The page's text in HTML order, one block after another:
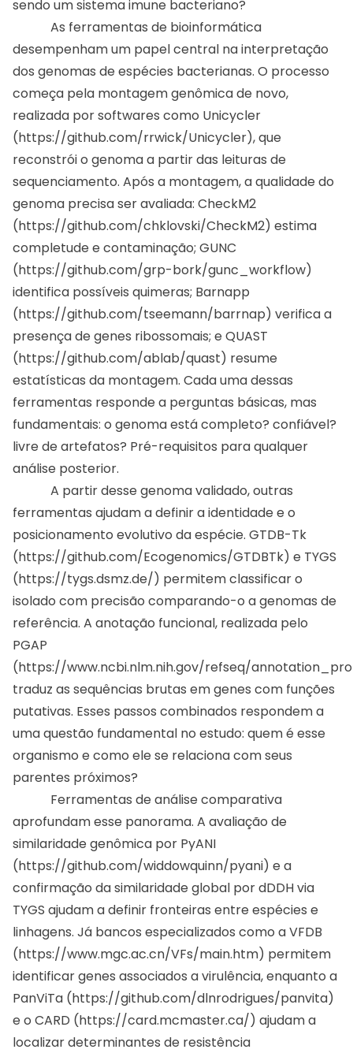
sendo um sistema imune bacteriano?
As ferramentas de bioinformática
desempenham um papel central na interpretação
dos genomas de espécies bacterianas. O processo
começa pela montagem genômica de novo,
realizada por softwares como Unicycler
(https://github.com/rrwick/Unicycler), que
reconstrói o genoma a partir das leituras de
sequenciamento. Após a montagem, a qualidade do
genoma precisa ser avaliada: CheckM2
(https://github.com/chklovski/CheckM2) estima
completude e contaminação; GUNC
(https://github.com/grp-bork/gunc_workflow)
identifica possíveis quimeras; Barnapp
(https://github.com/tseemann/barrnap) verifica a
presença de genes ribossomais; e QUAST
(https://github.com/ablab/quast) resume
estatísticas da montagem. Cada uma dessas
ferramentas responde a perguntas básicas, mas
fundamentais: o genoma está completo? confiável?
livre de artefatos? Pré-requisitos para qualquer
análise posterior.
A partir desse genoma validado, outras
ferramentas ajudam a definir a identidade e o
posicionamento evolutivo da espécie. GTDB-Tk
(https://github.com/Ecogenomics/GTDBTk) e TYGS
(https://tygs.dsmz.de/) permitem classificar o
isolado com precisão comparando-o a genomas de
referência. A anotação funcional, realizada pelo
PGAP
(https://www.ncbi.nlm.nih.gov/refseq/
traduz as sequências brutas em genes com funções
putativas. Esses passos combinados respondem a
uma questão fundamental no estudo: quem é esse
organismo e como ele se relaciona com seus
parentes próximos?
Ferramentas de análise comparativa
aprofundam esse panorama. A avaliação de
similaridade genômica por PyANI
(https://github.com/widdowquinn/pyani) e a
confirmação da similaridade global por dDDH via
TYGS ajudam a definir fronteiras entre espécies e
linhagens. Já bancos especializados como a VFDB
(https://www.mgc.ac.cn/VFs/main.htm) permitem
identificar genes associados a virulência, enquanto a
PanViTa (https://github.com/dlnrodrigues/panvita)
e o CARD (https://card.mcmaster.ca/) ajudam a
localizar determinantes de resistência